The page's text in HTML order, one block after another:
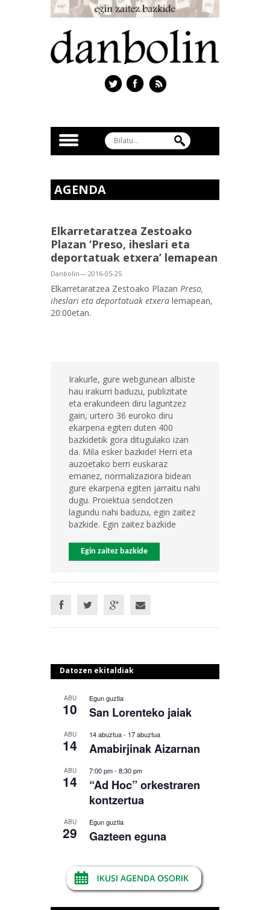
AGENDA
Elkarretaratzea Zestoako
Plazan ‘Preso, iheslari eta
deportatuak etxera’ lemapean
Danbolin— 2016-05-25
Elkarretaratzea Zestoako Plazan Preso,
iheslari eta deportatuak etxera lemapean,
20:00etan.
Irakurle, gure webgunean albiste
hau irakurri baduzu, publizitate
eta erakundeen diru laguntzez
gain, urtero 36 euroko diru
ekarpena egiten duten 400
bazkidetik gora ditugulako izan
da. Mila esker bazkide! Herri eta
auzoetako berri euskaraz
emanez, normalizaziora bidean
gure ekarpena egiten jarraitu nahi
dugu. Proiektua sendotzen
lagundu nahi baduzu, egin zaitez
bazkide. Egin zaitez bazkide
Egin zaitez bazkide
Datozen ekitaldiak
ABU
10
Egun guztia
San Lorenteko jaiak
ABU
14
14 abuztua- 17 abuztua
Amabirjinak Aizarnan
ABU
14
7:00 pm- 8:30 pm
“Ad Hoc” orkestraren
kontzertua
ABU
29
Egun guztia
Gazteen eguna